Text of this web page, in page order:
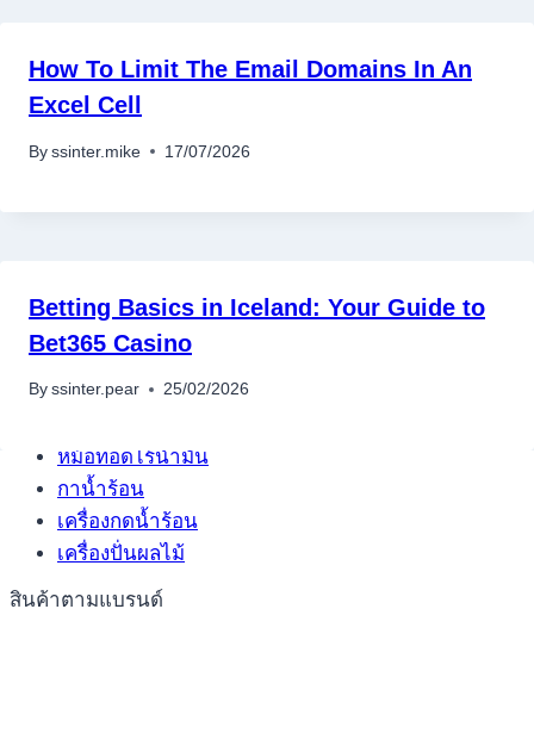
อุปกรณ์เครื่องใช้ภายในครัว
อุปกรณ์เครื่องใช้ภายในครัว
หม้อทอดไร้น้ำมัน
กาน้ำร้อน
เครื่องกดน้ำร้อน
เครื่องปั่นผลไม้
สินค้าตามแบรนด์
How To Limit The Email Domains In An
Excel Cell
By ssinter.mike 17/07/2026
Betting Basics in Iceland: Your Guide to
Bet365 Casino
By ssinter.pear 25/02/2026